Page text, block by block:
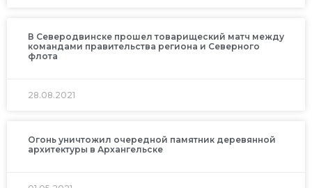
В Северодвинске прошел товарищеский матч между
командами правительства региона и Северного
флота
28.08.2021
Огонь уничтожил очередной памятник деревянной
архитектуры в Архангельске